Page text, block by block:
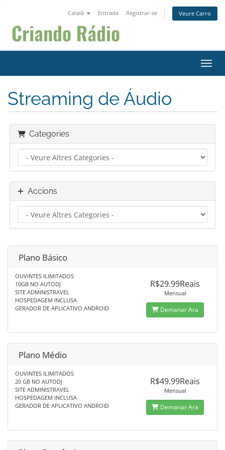
Català Entrada Registrar-se Veure Carro
Streaming de Áudio
Categories
Accions
Plano Básico
OUVINTES ILIMITADOS
10GB NO AUTODJ
SITE ADMINISTRAVEL
HOSPEDAGEM INCLUSA
GERADOR DE APLICATIVO ANDROID
R$29.99Reais
Mensual
Demanar Ara
Plano Médio
OUVINTES ILIMITADOS
20 GB NO AUTODJ
SITE ADMINISTRAVEL
HOSPEDAGEM INCLUSA
GERADOR DE APLICATIVO ANDROID
R$49.99Reais
Mensual
Demanar Ara